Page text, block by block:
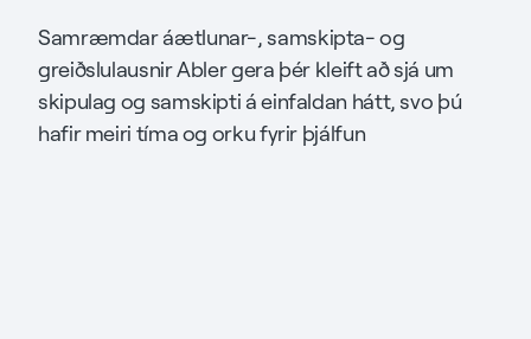
Samræmdar áætlunar-, samskipta- og
greiðslulausnir Abler gera þér kleift að sjá um
skipulag og samskipti á einfaldan hátt, svo þú
hafir meiri tíma og orku fyrir þjálfun